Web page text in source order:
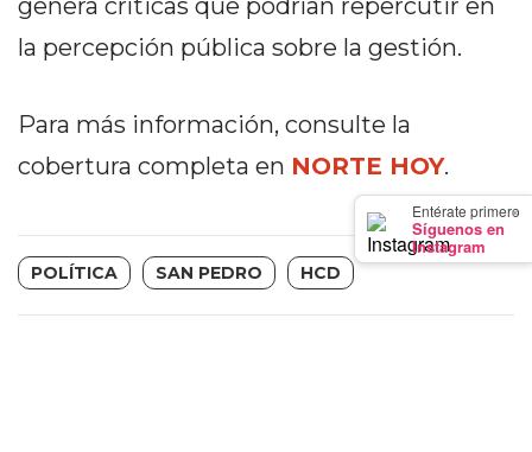
×
Entérate primero
Síguenos en
Instagram
GIMNASIO
DE
PRECIOS
SUPLEMENTOS
DEPORTIVOS
genera críticas que podrían repercutir en
la percepción pública sobre la gestión.
Para más información, consulte la
cobertura completa en NORTE HOY.
POLÍTICA SAN PEDRO HCD